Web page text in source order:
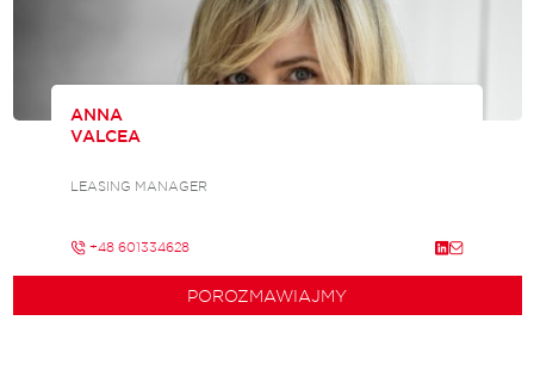
ANNA
VALCEA
LEASING MANAGER
+48 601334628
POROZMAWIAJMY